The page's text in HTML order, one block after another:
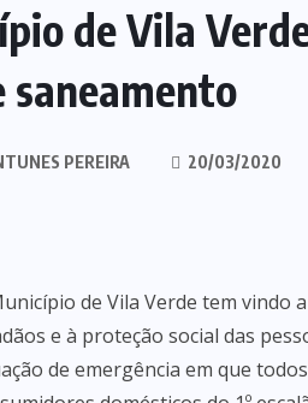
de Vila
saneamento
PEREIRA 20/03/2020
de Vila Verde tem vindo
e à proteção social das
de emergência em que